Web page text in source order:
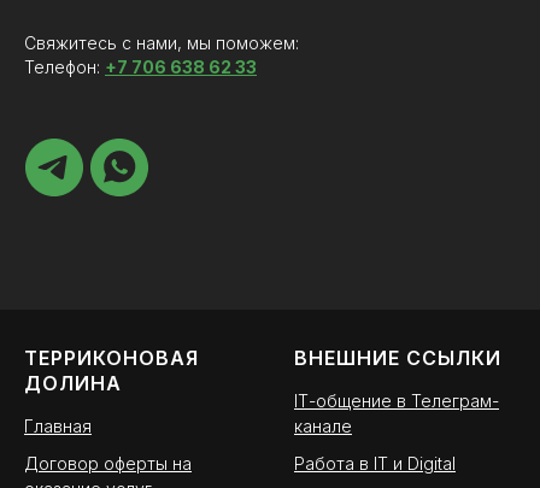
Свяжитесь с нами, мы поможем:
Телефон: +7 706 638 62 33
ТЕРРИКОНОВАЯ
ДОЛИНА
Главная
Договор оферты на
ВНЕШНИЕ ССЫЛКИ
ІТ-общение в Телеграм-
канале
Работа в IT и Digital